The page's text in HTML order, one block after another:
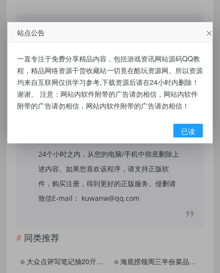
本站提供的资源，都来自网络，版权争议与本
站无关，所有内容及软件的文章仅限用于学习
和研究目的。不得将上述内容用于商业或者非
法用途，否则，一切后果请用户自负，我们不
保证内容的长久可用性，通过使用本站内容随
之而来的风险与本站无关，您必须在下载后的
24个小时之内，从您的电脑/手机中彻底删除上
述内容。如果您喜欢该程序，请支持正版软
件，购买注册，得到更好的正版服务。侵删请
致信E-mail： kuwanw@qq.com
同类推荐
大众点评写笔记抽20亓饮品券
海底捞领周三半份菜品兑换券
站点公告
一直专注于免费分享精品内容，包括游戏资讯网站源码QQ教
程，精品网络资源干货收藏站一切竟在酷玩资源网。所以资源
均来自互联网仅供学习参考,下载资源后请在24小时内删除！
谢谢。 注意：网站内软件附带的广告请勿相信，网站内软件
附带的广告请勿相信，网站内软件附带的广告请勿相信！
已读